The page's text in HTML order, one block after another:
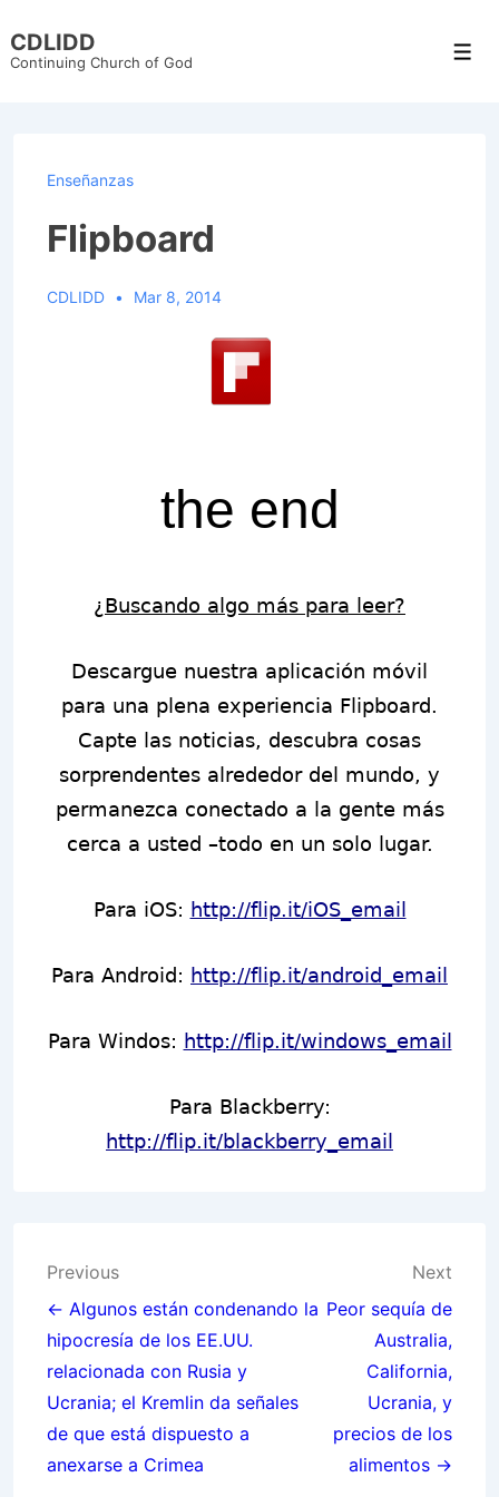
Skip
CDLIDD
Continuing Church of God
Enseñanzas
Flipboard
CDLIDD Mar 8, 2014
the end
¿Buscando algo más para leer?
Descargue nuestra aplicación móvil
para una plena experiencia Flipboard.
Capte las noticias, descubra cosas
sorprendentes alrededor del mundo, y
permanezca conectado a la gente más
cerca a usted –todo en un solo lugar.
Para iOS: http://flip.it/iOS_email
Para Android: http://flip.it/android_email
Para Windos: http://flip.it/windows_email
Para Blackberry:
http://flip.it/blackberry_email
Post
navigation
Previous
← Algunos están condenando la
hipocresía de los EE.UU.
relacionada con Rusia y
Ucrania; el Kremlin da señales
de que está dispuesto a
anexarse a Crimea
Next
Peor sequía de
Australia,
California,
Ucrania, y
precios de los
alimentos →